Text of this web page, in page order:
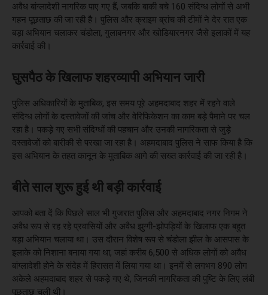
अवैध बांग्लादेशी नागरिक पाए गए हैं, जबकि बाकी बचे 160 संदिग्ध लोगों से अभी
गहन पूछताछ की जा रही है। पुलिस और क्राइम ब्रांच की टीमों ने देर रात एक
बड़ा अभियान चलाकर चंडोला, गुलाबनगर और खोडियारनगर जैसे इलाकों में यह
कार्रवाई की।
घुसपैठ के खिलाफ शहरव्यापी अभियान जारी
पुलिस अधिकारियों के मुताबिक, इस समय पूरे अहमदाबाद शहर में रहने वाले
संदिग्ध लोगों के दस्तावेजों की जांच और वेरिफिकेशन का काम बड़े पैमाने पर चल
रहा है। पकड़े गए सभी संदिग्धों की पहचान और उनकी नागरिकता से जुड़े
दस्तावेजों को बारीकी से परखा जा रहा है। अहमदाबाद पुलिस ने साफ किया है कि
इस अभियान के तहत कानून के मुताबिक आगे की सख्त कार्रवाई की जा रही है।
बीते साल शुरू हुई थी बड़ी कार्रवाई
आपको बता दें कि पिछले साल भी गुजरात पुलिस और अहमदाबाद नगर निगम ने
अवैध रूप से रह रहे प्रवासियों और अवैध झुग्गी-झोपड़ियों के खिलाफ एक बहुत
बड़ा अभियान चलाया था। उस दौरान विशेष रूप से चंडोला झील के आसपास के
इलाके को निशाना बनाया गया था, जहां करीब 6,500 से अधिक लोगों को अवैध
बांग्लादेशी होने के संदेह में हिरासत में लिया गया था। इनमें से लगभग 890 लोग
अकेले अहमदाबाद शहर से पकड़े गए थे, जिनकी नागरिकता की पुष्टि के लिए लंबी
पूछताछ चली थी।